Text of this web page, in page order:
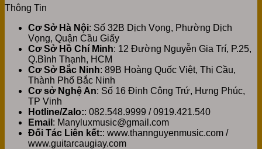
Thông Tin
Cơ Sở Hà Nội: Số 32B Dịch Vọng, Phường Dịch
Vọng, Quận Cầu Giấy
Cơ Sở Hồ Chí Minh: 12 Đường Nguyễn Gia Trí, P.25,
Q.Bình Thạnh, HCM
Cơ Sở Bắc Ninh: 89B Hoàng Quốc Việt, Thị Cầu,
Thành Phố Bắc Ninh
Cơ sở Nghệ An: Số 16 Đinh Công Trứ, Hưng Phúc,
TP Vinh
Hotline/Zalo:: 082.548.9999 / 0919.421.540
Email : Manyluxmusic@gmail.com
Đối Tác Liên kết:: www.thannguyenmusic.com /
www.guitarcaugiay.com